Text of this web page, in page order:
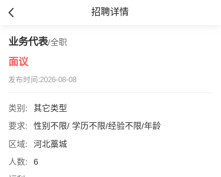
招聘详情
业务代表/全职
面议
发布时间:2026-08-08
类别:
其它类型
要求:
性别不限/ 学历不限/经验不限/年龄
区域:
河北藁城
人数:
6